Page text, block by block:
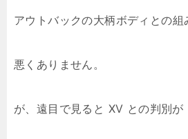
アウトバックの大柄ボディとの組
悪くありません。
が、遠目で見ると XV との判別が